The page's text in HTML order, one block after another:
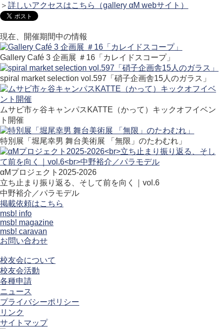
＞ 詳しいアクセスはこちら（gallery αM webサイト）
現在、開催期間中の情報
Gallery Café 3 企画展 ＃16「カレイドスコープ」
spiral market selection vol.597「硝子企画舎15人のガラス」
ムサビ市ヶ谷キャンパスKATTE（かって）キックオフイベン
ト開催
特別展「堀尾幸男 舞台美術展 「無限」のたわむれ」
αMプロジェクト2025-2026
立ち止まり振り返る、そして前を向く｜vol.6
中野裕介／パラモデル
掲載依頼はこちら
msb! info
msb! magazine
msb! caravan
お問い合わせ
校友会について
校友会活動
各種申請
ニュース
プライバシーポリシー
リンク
サイトマップ